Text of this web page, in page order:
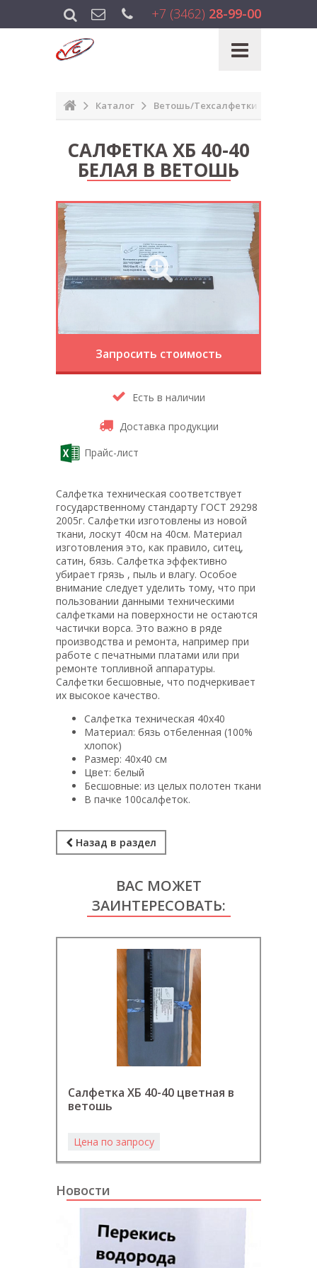
+7 (3462) 28-99-00
Каталог Ветошь/Техсалфетки
САЛФЕТКА ХБ 40-40
БЕЛАЯ В ВЕТОШЬ
Запросить стоимость
Есть в наличии
Доставка продукции
Прайс-лист
Салфетка техническая соответствует
государственному стандарту ГОСТ 29298
2005г. Салфетки изготовлены из новой
ткани, лоскут 40см на 40см. Материал
изготовления это, как правило, ситец,
сатин, бязь. Салфетка эффективно
убирает грязь , пыль и влагу. Особое
внимание следует уделить тому, что при
пользовании данными техническими
салфетками на поверхности не остаются
частички ворса. Это важно в ряде
производства и ремонта, например при
работе с печатными платами или при
ремонте топливной аппаратуры.
Салфетки бесшовные, что подчеркивает
их высокое качество.
Салфетка техническая 40х40
Материал: бязь отбеленная (100%
хлопок)
Размер: 40х40 см
Цвет: белый
Бесшовные: из целых полотен ткани
В пачке 100салфеток.
Назад в раздел
ВАС МОЖЕТ
ЗАИНТЕРЕСОВАТЬ:
Салфетка ХБ 40-40 цветная в
ветошь
Цена по запросу
Новости